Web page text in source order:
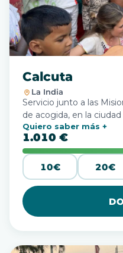
Calcuta
La India
Servicio junto a las
de acogida, en la
Quiero saber más
1.010 €
10€ 20€